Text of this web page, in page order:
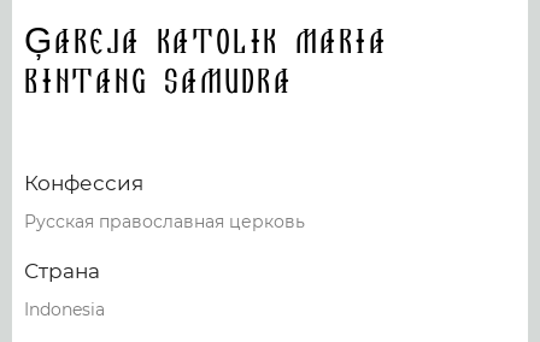
Ģareja Katolik Maria
Bintang Samudra
Конфессия
Русская православная церковь
Страна
Indonesia